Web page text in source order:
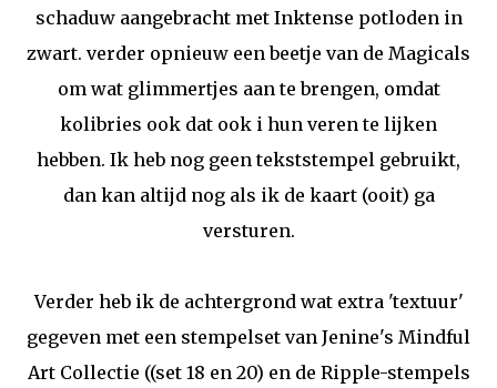
schaduw aangebracht met Inktense potloden in
zwart. verder opnieuw een beetje van de Magicals
om wat glimmertjes aan te brengen, omdat
kolibries ook dat ook i hun veren te lijken
hebben. Ik heb nog geen tekststempel gebruikt,
dan kan altijd nog als ik de kaart (ooit) ga
versturen.
Verder heb ik de achtergrond wat extra 'textuur'
gegeven met een stempelset van Jenine's Mindful
Art Collectie ((set 18 en 20) en de Ripple-stempels